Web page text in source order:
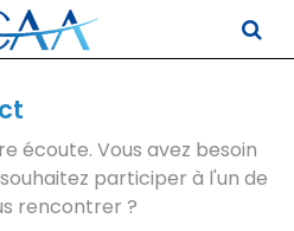
écoute. Vous avez besoin
participer à l'un de
rencontrer ?